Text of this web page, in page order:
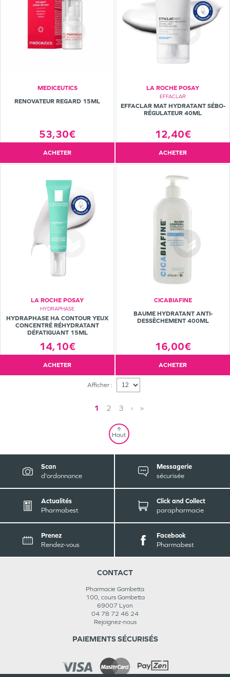
MEDICEUTICS
RENOVATEUR REGARD 15ML
53,30€
ACHETER
LA ROCHE POSAY
EFFACLAR
EFFACLAR MAT HYDRATANT SÉBO-
RÉGULATEUR 40ML
12,40€
ACHETER
LA ROCHE POSAY
HYDRAPHASE
HYDRAPHASE HA CONTOUR YEUX
CONCENTRÉ RÉHYDRATANT
DÉFATIGUANT 15ML
14,10€
ACHETER
CICABIAFINE
BAUME HYDRATANT ANTI-
DESSÈCHEMENT 400ML
16,00€
ACHETER
Afficher :
1 2 3 › »
Haut
Scan
d'ordonnance
Messagerie
sécurisée
Actualités
Pharmabest
Click and Collect
parapharmacie
Prenez
Rendez-vous
Facebook
Pharmabest
CONTACT
Pharmacie Gambetta
100, cours Gambetta
69007 Lyon
04 78 72 46 24
Rejoignez-nous
PAIEMENTS SÉCURISÉS